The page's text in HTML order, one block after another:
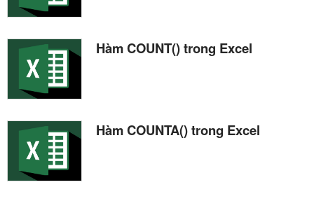
Hàm COUNT() trong Excel
Hàm COUNTA() trong Excel